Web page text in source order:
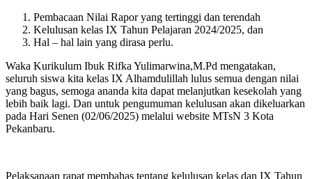
Pembacaan Nilai Rapor yang tertinggi dan terendah
Kelulusan kelas IX Tahun Pelajaran 2024/2025, dan
Hal – hal lain yang dirasa perlu.
Waka Kurikulum Ibuk Rifka Yulimarwina,M.Pd mengatakan,
seluruh siswa kita kelas IX Alhamdulillah lulus semua dengan nilai
yang bagus, semoga ananda kita dapat melanjutkan kesekolah yang
lebih baik lagi. Dan untuk pengumuman kelulusan akan dikeluarkan
pada Hari Senen (02/06/2025) melalui website MTsN 3 Kota
Pekanbaru.
Pelaksanaan rapat membahas tentang kelulusan kelas dan IX Tahun